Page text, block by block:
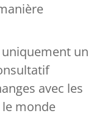
un
avec les
monde